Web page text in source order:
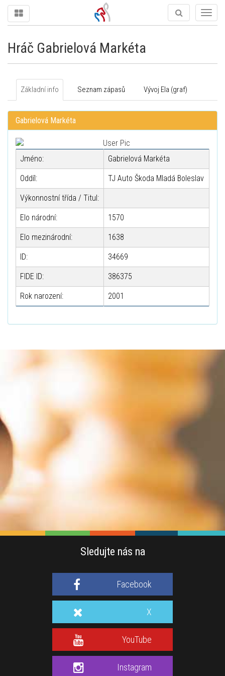
Hráč Gabrielová Markéta
Základní info Seznam zápasů Vývoj Ela (graf)
Gabrielová Markéta
Jméno: Gabrielová Markéta
Oddíl: TJ Auto Škoda Mladá Boleslav
Výkonnostní třída / Titul:
Elo národní: 1570
Elo mezinárodní: 1638
ID: 34669
FIDE ID: 386375
Rok narození: 2001
Sledujte nás na
Facebook
X
YouTube
Instagram